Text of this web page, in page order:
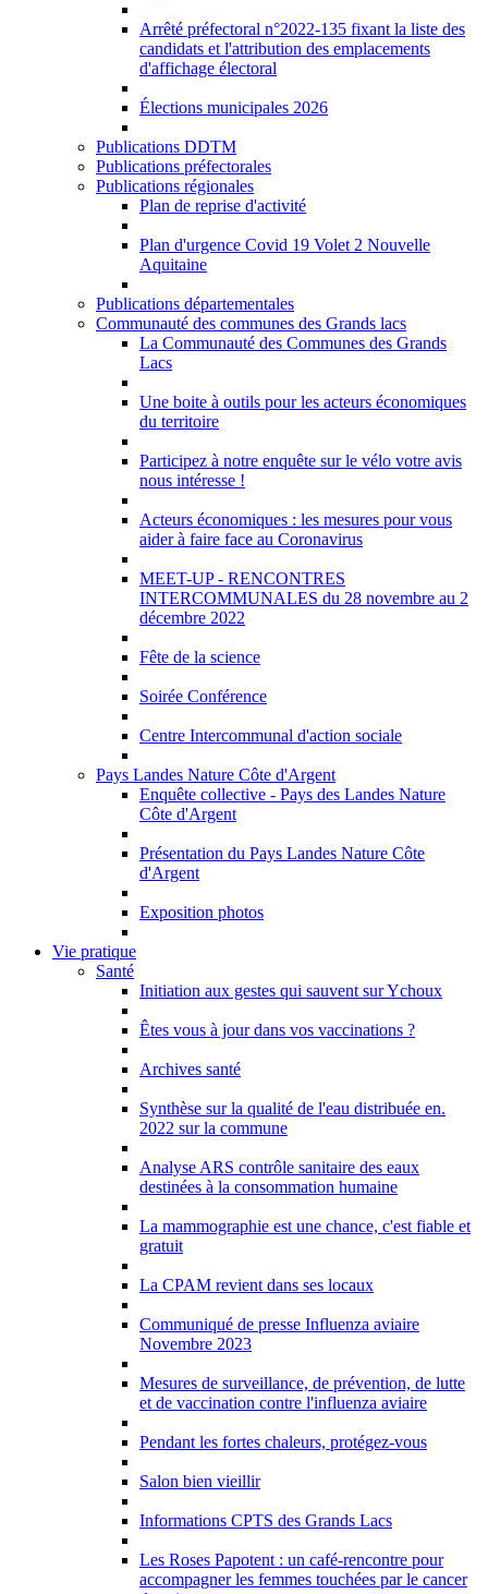
Arrêté préfectoral n°2022-135 fixant la liste des
candidats et l'attribution des emplacements
d'affichage électoral
Élections municipales 2026
Publications DDTM
Publications préfectorales
Publications régionales
Plan de reprise d'activité
Plan d'urgence Covid 19 Volet 2 Nouvelle
Aquitaine
Publications départementales
Communauté des communes des Grands lacs
La Communauté des Communes des Grands
Lacs
Une boite à outils pour les acteurs économiques
du territoire
Participez à notre enquête sur le vélo votre avis
nous intéresse !
Acteurs économiques : les mesures pour vous
aider à faire face au Coronavirus
MEET-UP - RENCONTRES
INTERCOMMUNALES du 28 novembre au 2
décembre 2022
Fête de la science
Soirée Conférence
Centre Intercommunal d'action sociale
Pays Landes Nature Côte d'Argent
Enquête collective - Pays des Landes Nature
Côte d'Argent
Présentation du Pays Landes Nature Côte
d'Argent
Exposition photos
Vie pratique
Santé
Initiation aux gestes qui sauvent sur Ychoux
Êtes vous à jour dans vos vaccinations ?
Archives santé
Synthèse sur la qualité de l'eau distribuée en.
2022 sur la commune
Analyse ARS contrôle sanitaire des eaux
destinées à la consommation humaine
La mammographie est une chance, c'est fiable et
gratuit
La CPAM revient dans ses locaux
Communiqué de presse Influenza aviaire
Novembre 2023
Mesures de surveillance, de prévention, de lutte
et de vaccination contre l'influenza aviaire
Pendant les fortes chaleurs, protégez-vous
Salon bien vieillir
Informations CPTS des Grands Lacs
Les Roses Papotent : un café-rencontre pour
accompagner les femmes touchées par le cancer